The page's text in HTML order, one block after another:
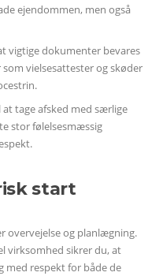
ejendommen, men også
vigtige dokumenter bevares
vielsesattester og skøder
at tage afsked med særlige
stor følelsesmæssig
start
overvejelse og planlægning.
virksomhed sikrer du, at
med respekt for både de